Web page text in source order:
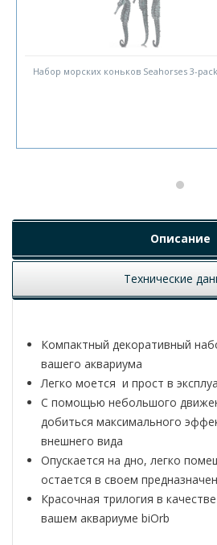
Набор морских коньков Seahorses 3-
Описание
Технические
Компактный декоративный
вашего аквариума
Легко моется и прост в
С помощью небольшого
добиться максимального
внешнего вида
Опускается на дно, легко
остается в своем
Красочная трилогия в
вашем аквариуме biOrb